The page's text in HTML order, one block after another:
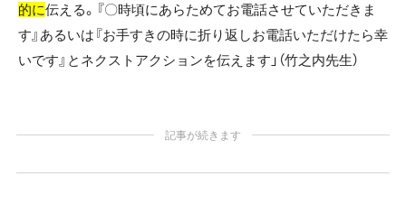
的に伝える。『〇時頃にあらためてお電話させていただきま
す』あるいは『お手すきの時に折り返しお電話いただけたら幸
いです』とネクストアクションを伝えます」（竹之内先生）
記事が続きます